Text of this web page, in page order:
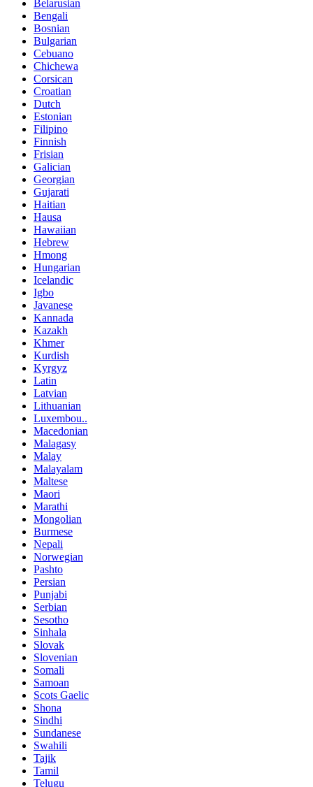
Belarusian
Bengali
Bosnian
Bulgarian
Cebuano
Chichewa
Corsican
Croatian
Dutch
Estonian
Filipino
Finnish
Frisian
Galician
Georgian
Gujarati
Haitian
Hausa
Hawaiian
Hebrew
Hmong
Hungarian
Icelandic
Igbo
Javanese
Kannada
Kazakh
Khmer
Kurdish
Kyrgyz
Latin
Latvian
Lithuanian
Luxembou..
Macedonian
Malagasy
Malay
Malayalam
Maltese
Maori
Marathi
Mongolian
Burmese
Nepali
Norwegian
Pashto
Persian
Punjabi
Serbian
Sesotho
Sinhala
Slovak
Slovenian
Somali
Samoan
Scots Gaelic
Shona
Sindhi
Sundanese
Swahili
Tajik
Tamil
Telugu